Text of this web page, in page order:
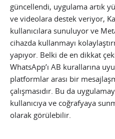
güncellendi, uygulama artık
ve videolara destek veriyor,
kullanıcılara sunuluyor ve
cihazda kullanmayı
yapıyor. Belki de en dikkat
WhatsApp’ı AB kurallarına
platformlar arası bir
çalışmasıdır. Bu da
kullanıcıya ve coğrafyaya
olarak görülebilir.